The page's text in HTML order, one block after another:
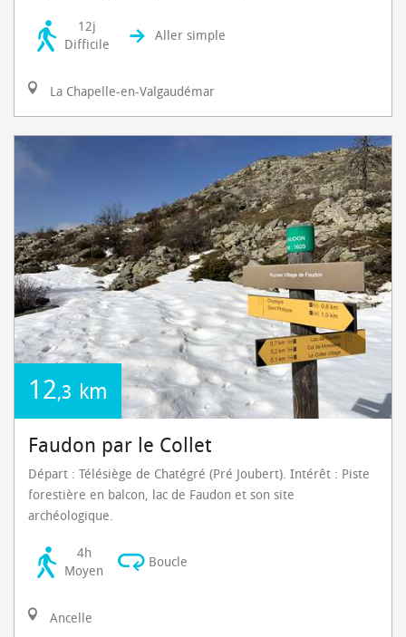
12j
Difficile
Aller simple
La Chapelle-en-Valgaudémar
12,3 km
Faudon par le Collet
Départ : Télésiège de Chatégré (Pré Joubert). Intérêt : Piste
forestière en balcon, lac de Faudon et son site
archéologique.
4h
Moyen
Boucle
Ancelle